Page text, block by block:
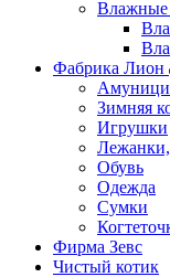
Влажные
Фабрика Лион
Зимняя
Игрушки
Обувь
Одежда
Сумки
Фирма Зевс
Чистый котик